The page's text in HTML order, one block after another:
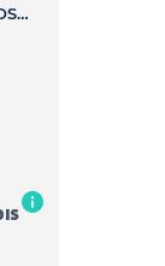
130h 2WD Design - YARIS CROSS HYBRIDE 130h 2WD Design